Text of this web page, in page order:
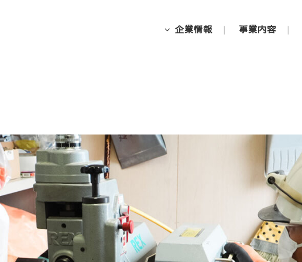
企業情報 事業内容